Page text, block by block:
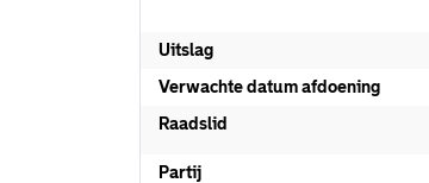
Uitslag
Verwachte datum afdoening
Raadslid
Partij